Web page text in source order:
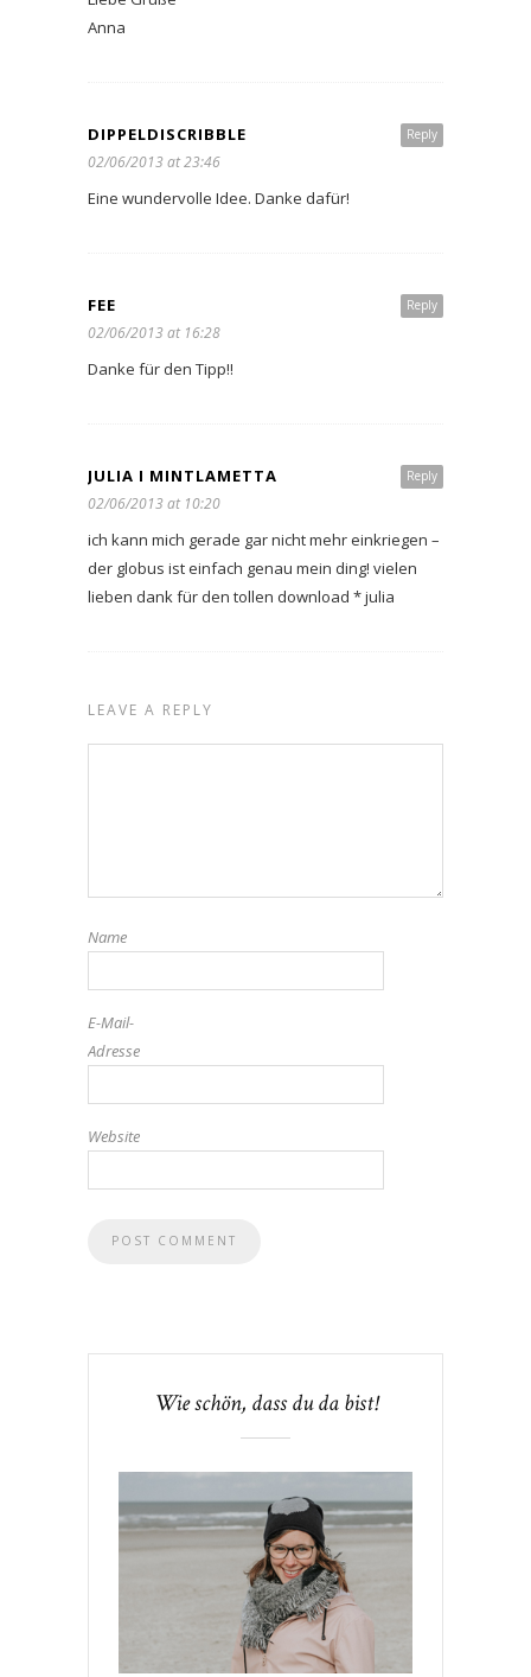
Anna
Reply
DIPPELDISCRIBBLE
02/06/2013 at 23:46
Eine wundervolle Idee. Danke dafür!
Reply
FEE
02/06/2013 at 16:28
Danke für den Tipp!!
Reply
JULIA I MINTLAMETTA
02/06/2013 at 10:20
ich kann mich gerade gar nicht mehr einkriegen –
der globus ist einfach genau mein ding! vielen
lieben dank für den tollen download * julia
LEAVE A REPLY
Name
E-Mail-
Adresse
Website
Wie schön, dass du da bist!